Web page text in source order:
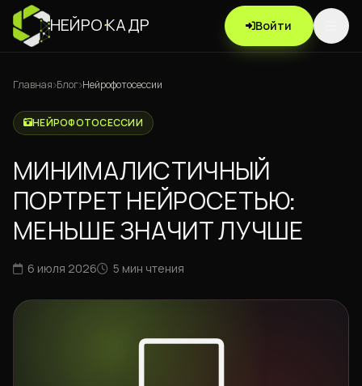
НЕЙРО·КАДР Войти
Главная Блог Нейрофотосессии
НЕЙРОФОТОСЕССИИ
МИНИМАЛИСТИЧНЫЙ
ПОРТРЕТ НЕЙРОСЕТЬЮ:
МЕНЬШЕ ЗНАЧИТ ЛУЧШЕ
6 июля 2026 5 мин чтения